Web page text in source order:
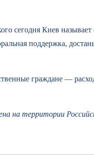
сегодня Киев
поддержка,
граждане —
на территории